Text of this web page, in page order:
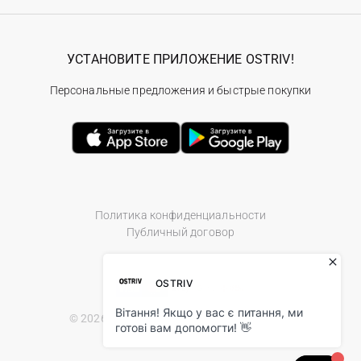
Политика конфиденциальности
Публичный договор
© 2026 Ostriv.ua Store. All Rights Reserved.
УСТАНОВИТЕ ПРИЛОЖЕНИЕ OSTRIV!
Персональные предложения и быстрые покупки